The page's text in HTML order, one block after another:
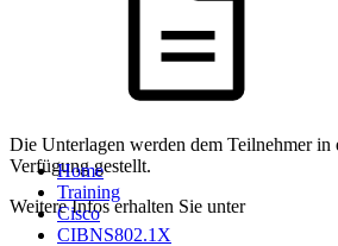
Die Unterlagen werden dem Teilnehmer in
Verfügung gestellt.
Weitere Infos erhalten Sie unter
Home
Training
Cisco
CIBNS802.1X